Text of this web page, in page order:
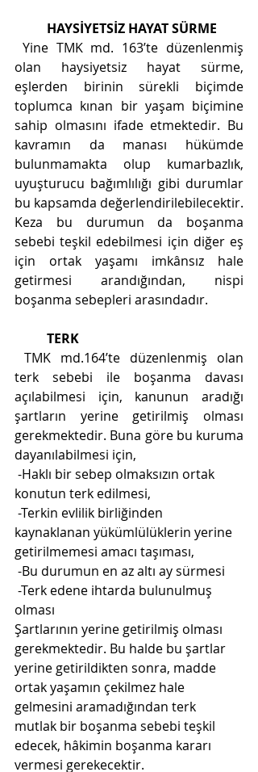
HAYSİYETSİZ HAYAT SÜRME
olan haysiyetsiz hayat sürme,
eşlerden birinin sürekli biçimde
toplumca kınan bir yaşam biçimine
sahip olmasını ifade etmektedir. Bu
kavramın da manası hükümde
bulunmamakta olup kumarbazlık,
uyuşturucu bağımlılığı gibi durumlar
bu kapsamda değerlendirilebilecektir.
Keza bu durumun da boşanma
sebebi teşkil edebilmesi için diğer eş
için ortak yaşamı imkânsız hale
getirmesi arandığından, nispi
boşanma sebepleri arasındadır.
TERK
terk sebebi ile boşanma davası
açılabilmesi için, kanunun aradığı
şartların yerine getirilmiş olması
gerekmektedir. Buna göre bu kuruma
dayanılabilmesi için,
konutun terk edilmesi,
kaynaklanan yükümlülüklerin yerine
getirilmemesi amacı taşıması,
-Bu durumun en az altı ay sürmesi
olması
Şartlarının yerine getirilmiş olması
gerekmektedir. Bu halde bu şartlar
yerine getirildikten sonra, madde
ortak yaşamın çekilmez hale
gelmesini aramadığından terk
mutlak bir boşanma sebebi teşkil
edecek, hâkimin boşanma kararı
vermesi gerekecektir.